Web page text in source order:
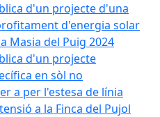
d'un projecte d'una
d'energia solar
Masia del Puig 2024
d'un projecte
en sòl no
a per l'estesa de línia
a la Finca del Pujol